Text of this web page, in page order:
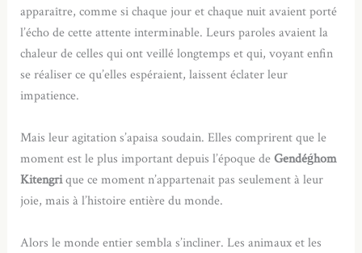
apparaître, comme si chaque jour et chaque nuit avaient porté
l’écho de cette attente interminable. Leurs paroles avaient la
chaleur de celles qui ont veillé longtemps et qui, voyant enfin
se réaliser ce qu’elles espéraient, laissent éclater leur
impatience.
Mais leur agitation s’apaisa soudain. Elles comprirent que le
moment est le plus important depuis l’époque deGendéǵhom
Kitengrique ce moment n’appartenait pas seulement à leur
joie, mais à l’histoire entière du monde.
Alors le monde entier sembla s’incliner. Les animaux et les